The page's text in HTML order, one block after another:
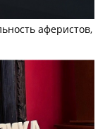
аферистов,